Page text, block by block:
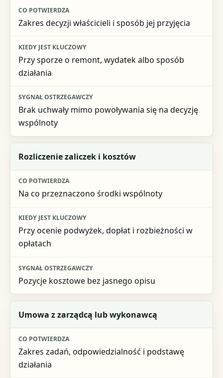
Co potwierdza
Kiedy jest kluczowy
Sygnał ostrzegawczy
Zakres decyzji właścicieli i sposób jej przyjęcia
Przy sporze o remont, wydatek albo sposób
działania
Brak uchwały mimo powoływania się na decyzję
wspólnoty
Rozliczenie zaliczek i kosztów
Na co przeznaczono środki wspólnoty
Przy ocenie podwyżek, dopłat i rozbieżności w
opłatach
Pozycje kosztowe bez jasnego opisu
Umowa z zarządcą lub wykonawcą
Zakres zadań, odpowiedzialność i podstawę
działania